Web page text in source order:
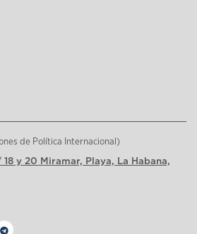
de Política Internacional)
y 20 Miramar, Playa, La Habana,